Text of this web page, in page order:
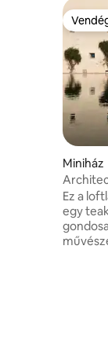
Miniház
- Tavira
Ez a
egy